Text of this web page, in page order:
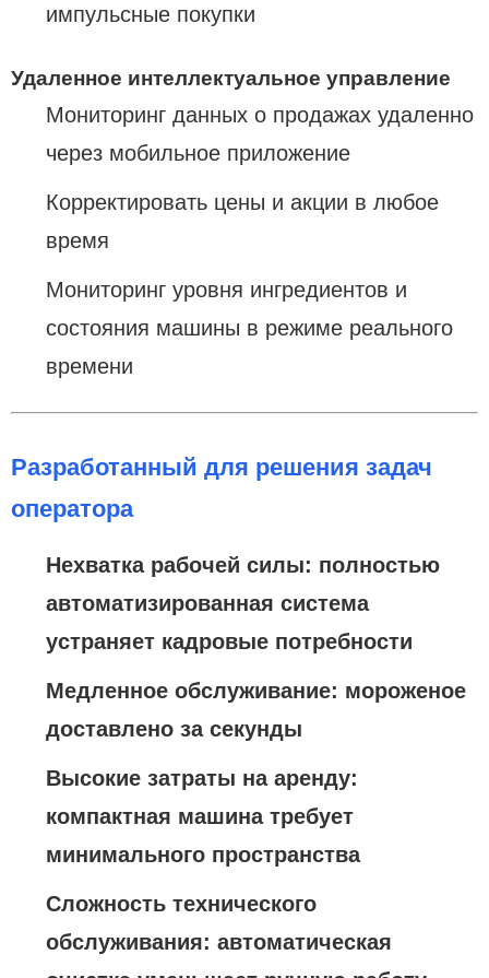
импульсные покупки
Удаленное интеллектуальное управление
Мониторинг данных о продажах удаленно
через мобильное приложение
Корректировать цены и акции в любое
время
Мониторинг уровня ингредиентов и
состояния машины в режиме реального
времени
Разработанный для решения задач
оператора
Нехватка рабочей силы: полностью
автоматизированная система
устраняет кадровые потребности
Медленное обслуживание: мороженое
доставлено за секунды
Высокие затраты на аренду:
компактная машина требует
минимального пространства
Сложность технического
обслуживания: автоматическая